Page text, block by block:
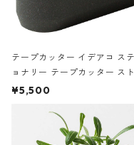
テープカッター イデアコ ス
ョナリー テープカッター ス
サンドカラー 石調 ideaco
¥5,500